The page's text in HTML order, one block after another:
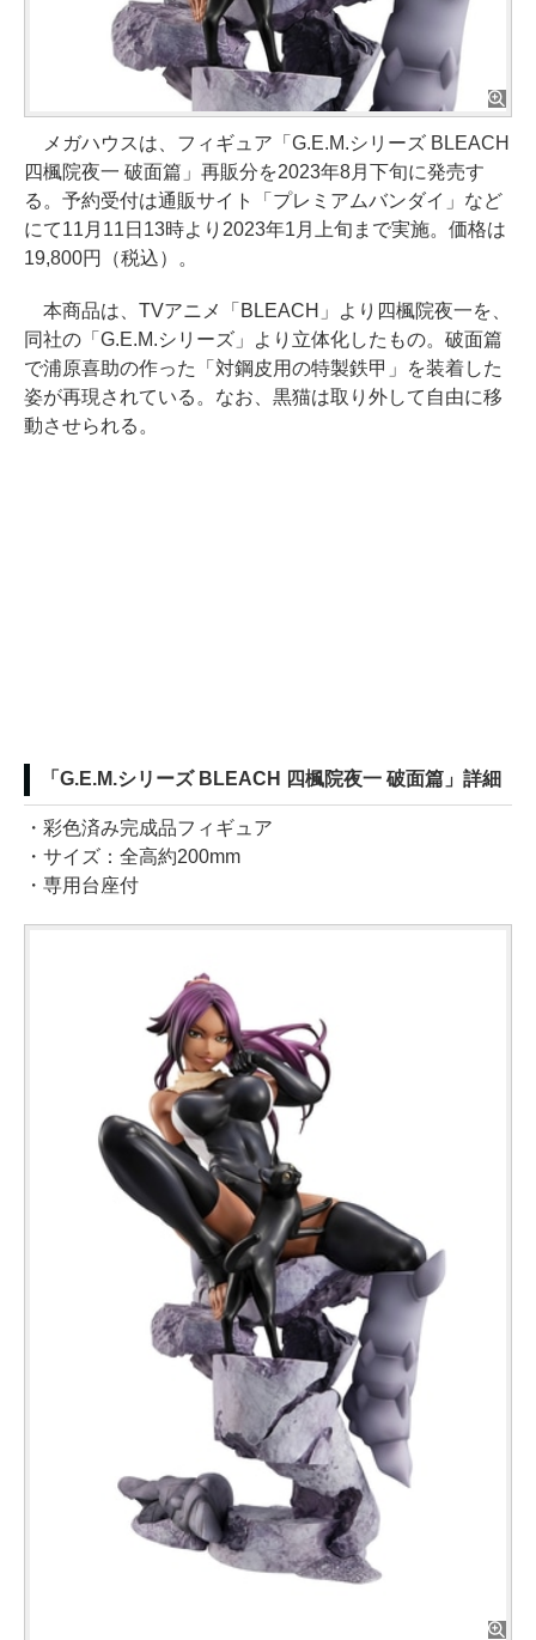
メガハウスは、フィギュア「G.E.M.シリーズ BLEACH
四楓院夜一 破面篇」再販分を2023年8月下旬に発売す
る。予約受付は通販サイト「プレミアムバンダイ」など
にて11月11日13時より2023年1月上旬まで実施。価格は
19,800円（税込）。
本商品は、TVアニメ「BLEACH」より四楓院夜一を、
同社の「G.E.M.シリーズ」より立体化したもの。破面篇
で浦原喜助の作った「対鋼皮用の特製鉄甲」を装着した
姿が再現されている。なお、黒猫は取り外して自由に移
動させられる。
「G.E.M.シリーズ BLEACH 四楓院夜一 破面篇」詳細
・彩色済み完成品フィギュア
・サイズ：全高約200mm
・専用台座付